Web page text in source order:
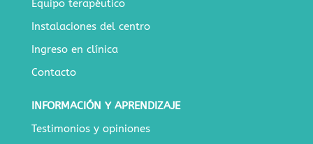
Equipo terapéutico
Instalaciones del centro
Ingreso en clínica
Contacto
INFORMACIÓN Y APRENDIZAJE
Testimonios y opiniones